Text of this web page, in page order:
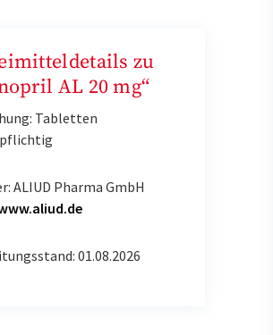
zu
AL 20 mg“
Tabletten
ALIUD Pharma GmbH
01.08.2026